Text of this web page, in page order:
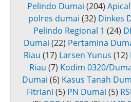
Pelindo Dumai (204)
polres dumai (32) Dinkes
Pelindo Regional 1 (24)
Dumai (22) Pertamina
Riau (17) Larsen Yunus (12)
Riau (7) Kodim 0320/
Dumai (6) Kasus Tanah
Fitriani (5) PN Dumai (5)